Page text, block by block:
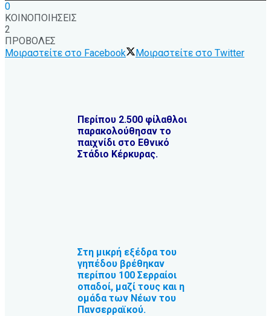
0
ΚΟΙΝΟΠΟΙΗΣΕΙΣ
2
ΠΡΟΒΟΛΕΣ
Μοιραστείτε στο Facebook
Μοιραστείτε στο Twitter
Περίπου 2.500 φίλαθλοι
παρακολούθησαν το
παιχνίδι στο Εθνικό
Στάδιο Κέρκυρας.
Στη μικρή εξέδρα του
γηπέδου βρέθηκαν
περίπου 100 Σερραίοι
οπαδοί, μαζί τους και η
ομάδα των Νέων του
Πανσερραϊκού.